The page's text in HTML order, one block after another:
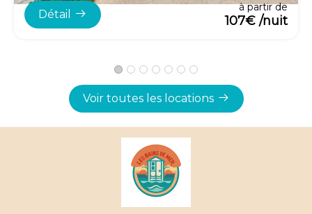
Détail
à partir de
107€ /nuit
Voir toutes les locations